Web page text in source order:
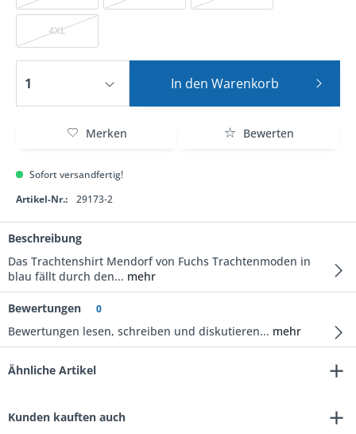
4XL
In den Warenkorb
Merken Bewerten
Sofort versandfertig!
Artikel-Nr.:
29173-2
Beschreibung
Das Trachtenshirt Mendorf von Fuchs Trachtenmoden in
blau fällt durch den... mehr
Bewertungen 0
Bewertungen lesen, schreiben und diskutieren... mehr
Ähnliche Artikel
Kunden kauften auch